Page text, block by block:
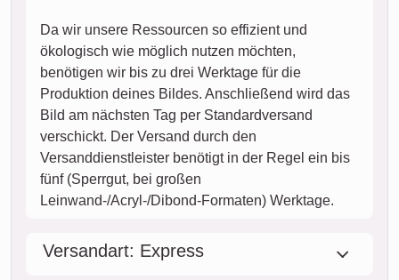
Da wir unsere Ressourcen so effizient und
ökologisch wie möglich nutzen möchten,
benötigen wir bis zu drei Werktage für die
Produktion deines Bildes. Anschließend wird das
Bild am nächsten Tag per Standardversand
verschickt. Der Versand durch den
Versanddienstleister benötigt in der Regel ein bis
fünf (Sperrgut, bei großen
Leinwand-/Acryl-/Dibond-Formaten) Werktage.
Versandart: Express